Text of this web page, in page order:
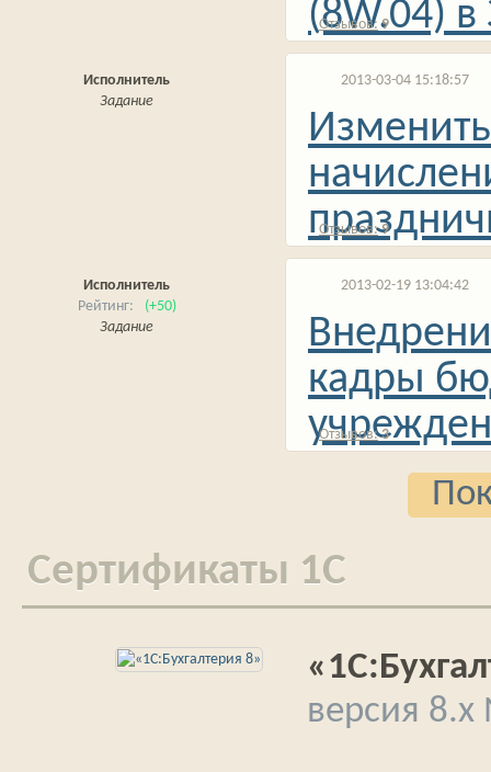
(8W.04)
9
Исполнитель
Задание
2013-03-04 15:18:57
9
Исполнитель
(+50)
Задание
2013-02-19 13:04:42
кадры
3
Cертификаты 1С
версия